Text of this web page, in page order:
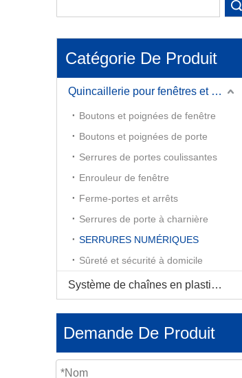
Contactez-nous dès aujourd'hui !
Catégorie De Produit
Quincaillerie pour fenêtres et portes
Boutons et poignées de fenêtre
Boutons et poignées de porte
Serrures de portes coulissantes
Enrouleur de fenêtre
Ferme-portes et arrêts
Serrures de porte à charnière
SERRURES NUMÉRIQUES
Sûreté et sécurité à domicile
Système de chaînes en plastique
Demande De Produit